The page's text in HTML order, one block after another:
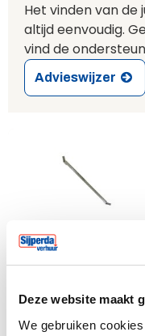
Deze website maakt
We gebruiken
Het vinden van de
altijd eenvoudig.
vind de
Advieswijzer
Kalkzandsteenschoor